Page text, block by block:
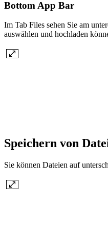
Bottom App Bar
Im Tab Files sehen Sie am
auswählen und hochladen
Speichern von
Sie können Dateien auf